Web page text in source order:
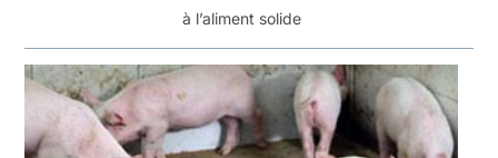
à l’aliment solide